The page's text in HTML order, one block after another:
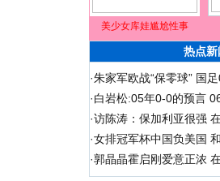
美少女库娃尴尬性事
热点新
·朱家军欧战“保零球” 国
·白岩松:05年0-0的预言
·访陈涛：保加利亚很强
·女排冠军杯中国负美国
·郭晶晶霍启刚爱意正浓